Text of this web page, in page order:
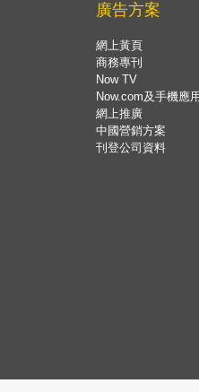
廣告方案
網上黃頁
商務專刊
Now TV
Now.com及手機應
網上推廣
中國營銷方案
刊登公司資料